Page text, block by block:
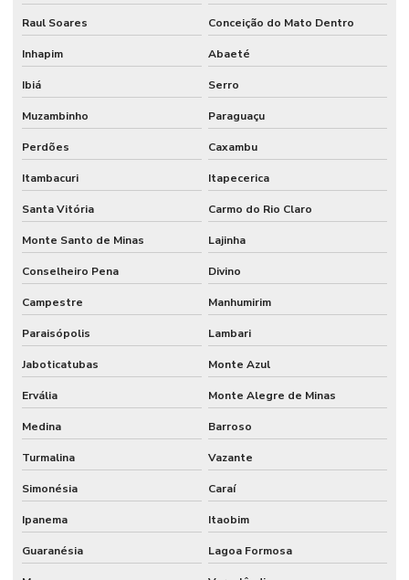
Raul Soares Conceição do Mato Dentro
Inhapim Abaeté
Ibiá Serro
Muzambinho Paraguaçu
Perdões Caxambu
Itambacuri Itapecerica
Santa Vitória Carmo do Rio Claro
Monte Santo de Minas Lajinha
Conselheiro Pena Divino
Campestre Manhumirim
Paraisópolis Lambari
Jaboticatubas Monte Azul
Ervália Monte Alegre de Minas
Medina Barroso
Turmalina Vazante
Simonésia Caraí
Ipanema Itaobim
Guaranésia Lagoa Formosa